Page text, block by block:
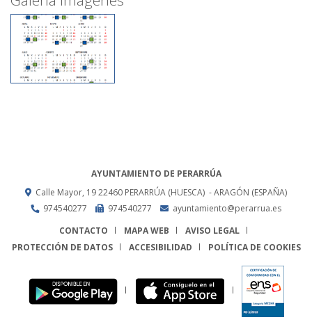
AYUNTAMIENTO DE PERARRÚA
Calle Mayor, 1922460 PERARRÚA (HUESCA) - ARAGÓN (ESPAÑA)
974540277
974540277
ayuntamiento@perarrua.es
CONTACTO
MAPA WEB
AVISO LEGAL
PROTECCIÓN DE DATOS
ACCESIBILIDAD POLÍTICA DE COOKIES